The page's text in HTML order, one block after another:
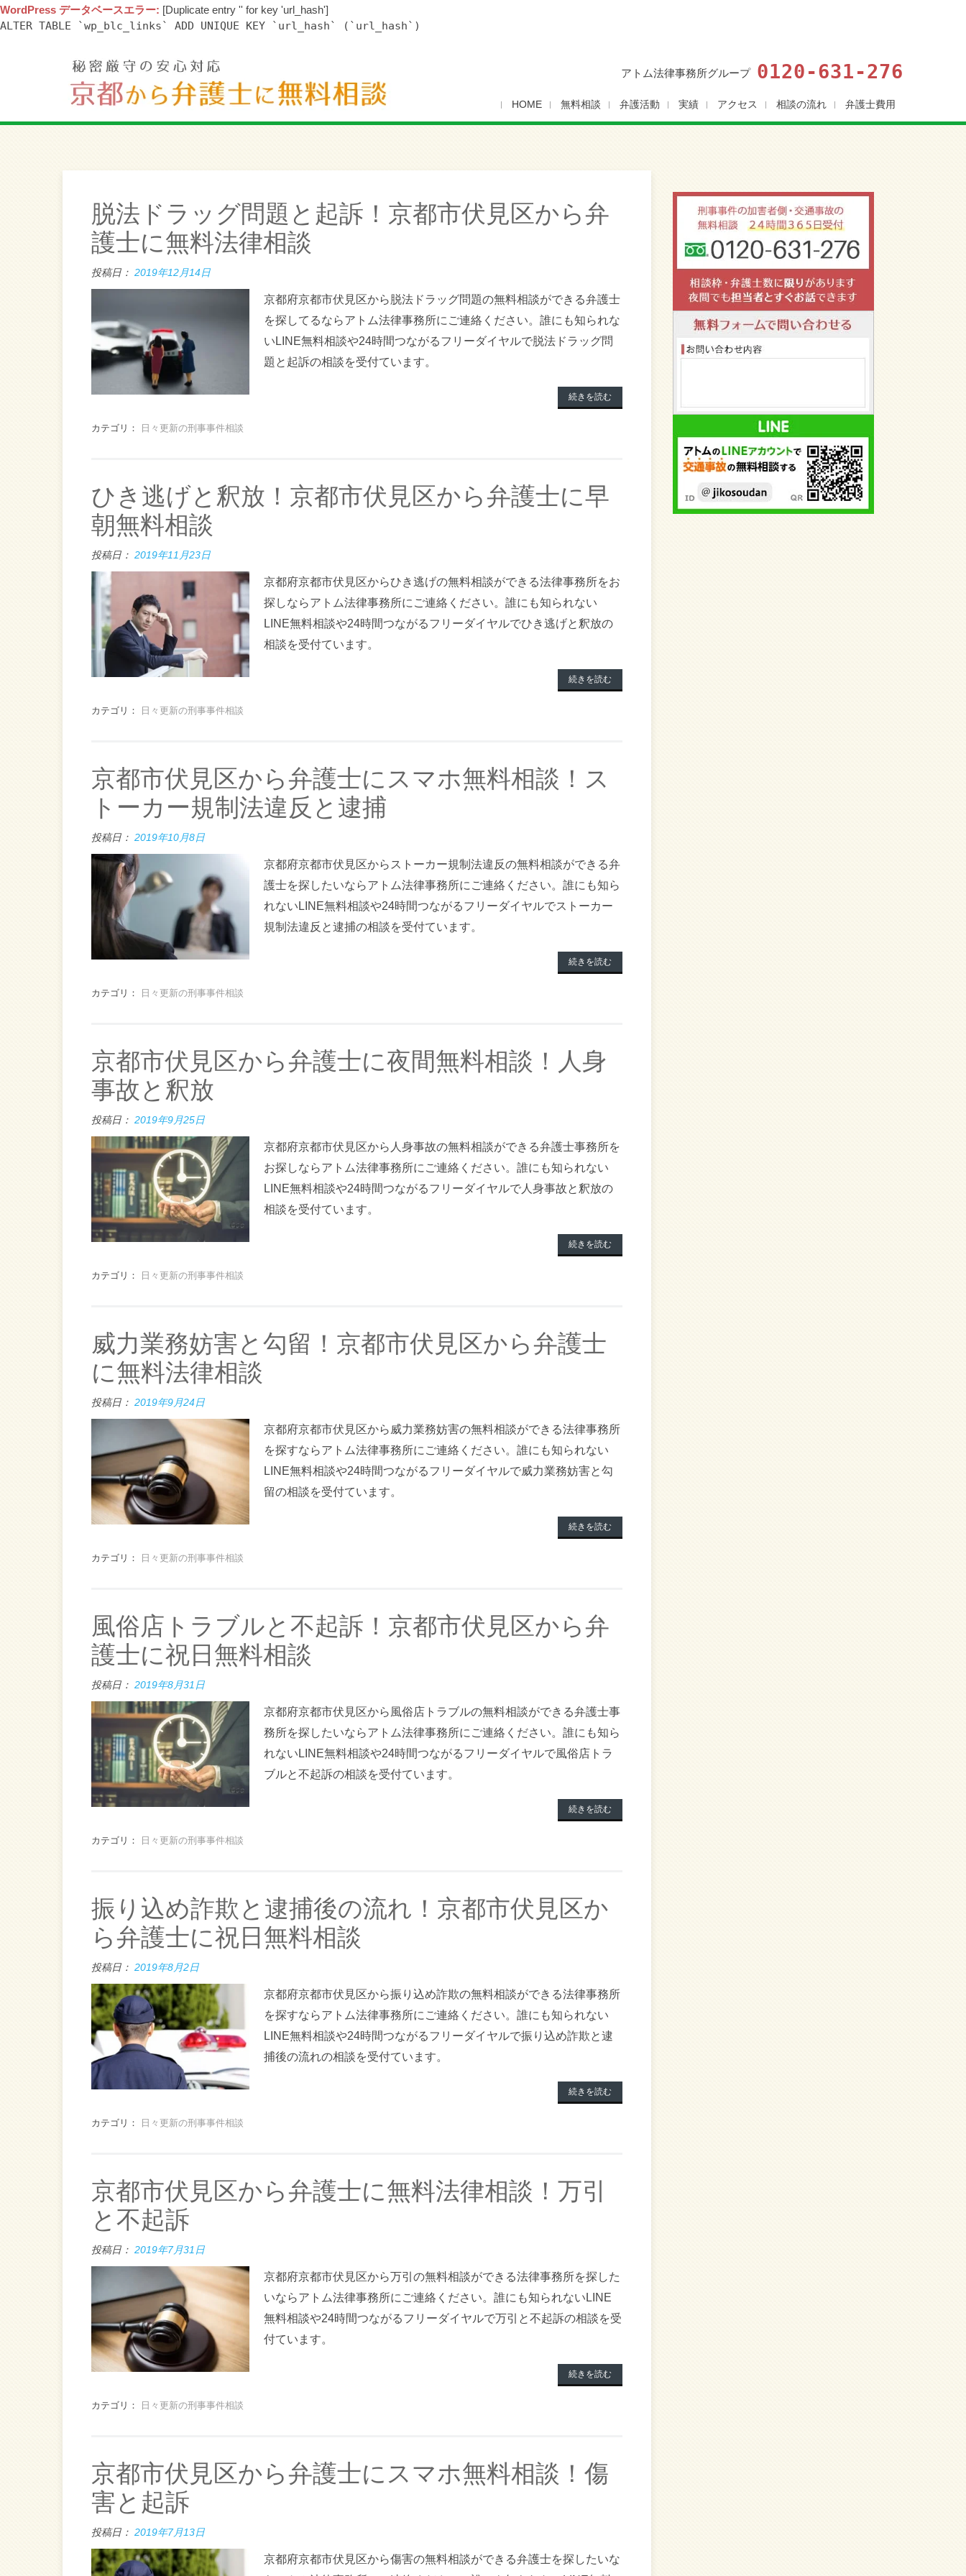
WordPress データベースエラー: [Duplicate entry '' for key 'url_hash']
ALTER TABLE `wp_blc_links` ADD UNIQUE KEY `url_hash` (`url_hash`)
アトム法律事務所グループ 0120-631-276
HOME 無料相談 弁護活動 実績 アクセス 相談の流れ 弁護士費用
脱法ドラッグ問題と起訴！京都市伏見区から弁
護士に無料法律相談
投稿日： 2019年12月14日
京都府京都市伏見区から脱法ドラッグ問題の無料相談ができる弁護士
を探してるならアトム法律事務所にご連絡ください。誰にも知られな
いLINE無料相談や24時間つながるフリーダイヤルで脱法ドラッグ問
題と起訴の相談を受付ています。
続きを読む
カテゴリ： 日々更新の刑事事件相談
ひき逃げと釈放！京都市伏見区から弁護士に早
朝無料相談
投稿日： 2019年11月23日
京都府京都市伏見区からひき逃げの無料相談ができる法律事務所をお
探しならアトム法律事務所にご連絡ください。誰にも知られない
LINE無料相談や24時間つながるフリーダイヤルでひき逃げと釈放の
相談を受付ています。
続きを読む
カテゴリ： 日々更新の刑事事件相談
京都市伏見区から弁護士にスマホ無料相談！ス
トーカー規制法違反と逮捕
投稿日： 2019年10月8日
京都府京都市伏見区からストーカー規制法違反の無料相談ができる弁
護士を探したいならアトム法律事務所にご連絡ください。誰にも知ら
れないLINE無料相談や24時間つながるフリーダイヤルでストーカー
規制法違反と逮捕の相談を受付ています。
続きを読む
カテゴリ： 日々更新の刑事事件相談
京都市伏見区から弁護士に夜間無料相談！人身
事故と釈放
投稿日： 2019年9月25日
京都府京都市伏見区から人身事故の無料相談ができる弁護士事務所を
お探しならアトム法律事務所にご連絡ください。誰にも知られない
LINE無料相談や24時間つながるフリーダイヤルで人身事故と釈放の
相談を受付ています。
続きを読む
カテゴリ： 日々更新の刑事事件相談
威力業務妨害と勾留！京都市伏見区から弁護士
に無料法律相談
投稿日： 2019年9月24日
京都府京都市伏見区から威力業務妨害の無料相談ができる法律事務所
を探すならアトム法律事務所にご連絡ください。誰にも知られない
LINE無料相談や24時間つながるフリーダイヤルで威力業務妨害と勾
留の相談を受付ています。
続きを読む
カテゴリ： 日々更新の刑事事件相談
風俗店トラブルと不起訴！京都市伏見区から弁
護士に祝日無料相談
投稿日： 2019年8月31日
京都府京都市伏見区から風俗店トラブルの無料相談ができる弁護士事
務所を探したいならアトム法律事務所にご連絡ください。誰にも知ら
れないLINE無料相談や24時間つながるフリーダイヤルで風俗店トラ
ブルと不起訴の相談を受付ています。
続きを読む
カテゴリ： 日々更新の刑事事件相談
振り込め詐欺と逮捕後の流れ！京都市伏見区か
ら弁護士に祝日無料相談
投稿日： 2019年8月2日
京都府京都市伏見区から振り込め詐欺の無料相談ができる法律事務所
を探すならアトム法律事務所にご連絡ください。誰にも知られない
LINE無料相談や24時間つながるフリーダイヤルで振り込め詐欺と逮
捕後の流れの相談を受付ています。
続きを読む
カテゴリ： 日々更新の刑事事件相談
京都市伏見区から弁護士に無料法律相談！万引
と不起訴
投稿日： 2019年7月31日
京都府京都市伏見区から万引の無料相談ができる法律事務所を探した
いならアトム法律事務所にご連絡ください。誰にも知られないLINE
無料相談や24時間つながるフリーダイヤルで万引と不起訴の相談を受
付ています。
続きを読む
カテゴリ： 日々更新の刑事事件相談
京都市伏見区から弁護士にスマホ無料相談！傷
害と起訴
投稿日： 2019年7月13日
京都府京都市伏見区から傷害の無料相談ができる弁護士を探したいな